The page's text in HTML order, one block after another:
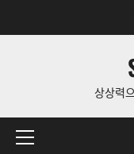
상상력
Primary